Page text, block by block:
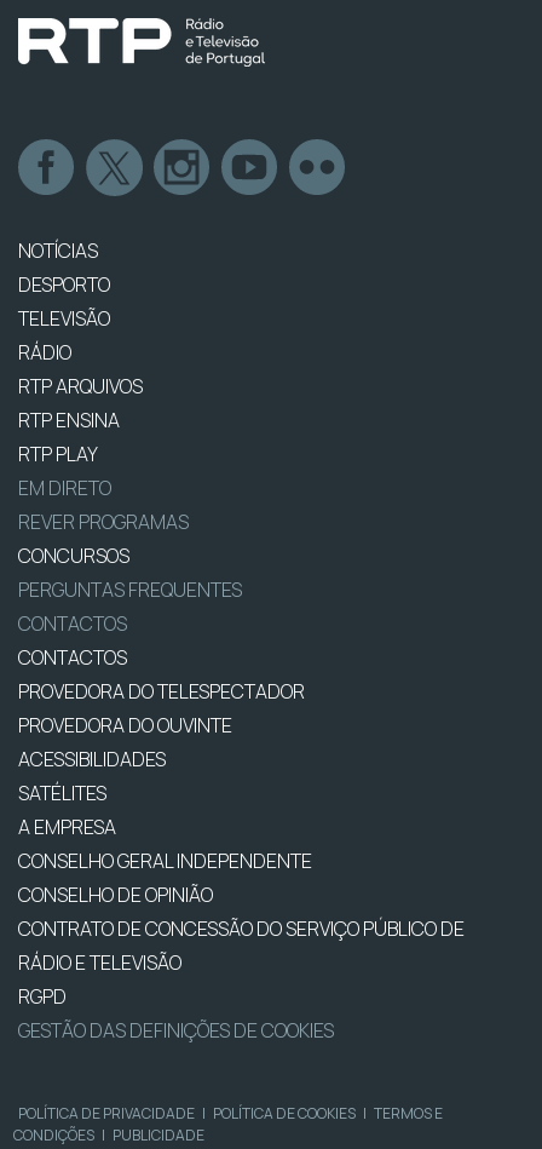
NOTÍCIAS
DESPORTO
TELEVISÃO
RÁDIO
RTP ARQUIVOS
RTP ENSINA
RTP PLAY
EM DIRETO
REVER PROGRAMAS
CONCURSOS
PERGUNTAS FREQUENTES
CONTACTOS
CONTACTOS
PROVEDORA DO TELESPECTADOR
PROVEDORA DO OUVINTE
ACESSIBILIDADES
SATÉLITES
A EMPRESA
CONSELHO GERAL INDEPENDENTE
CONSELHO DE OPINIÃO
CONTRATO DE CONCESSÃO DO SERVIÇO PÚBLICO DE
RÁDIO E TELEVISÃO
RGPD
GESTÃO DAS DEFINIÇÕES DE COOKIES
POLÍTICA DE PRIVACIDADE | POLÍTICA DE COOKIES | TERMOS E
CONDIÇÕES | PUBLICIDADE